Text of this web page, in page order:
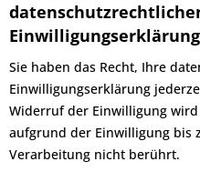
Einwilligungserklärung
Sie haben das Recht, Ihre
Einwilligungserklärung
Widerruf der Einwilligung
aufgrund der Einwilligung bis
Verarbeitung nicht berührt.